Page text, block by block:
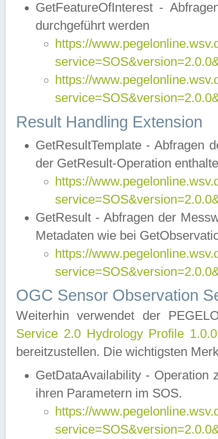
GetFeatureOfInterest -
durchgeführt werden
https://
https://
Result Handling Extension
GetResultTemplate - Abfragen
der GetResult-Operation
https://
GetResult - Abfragen der
Metadaten wie bei
https://
OGC Sensor Observation
Weiterhin verwendet der
Service 2.0 Hydrology Profile
bereitzustellen. Die wichtigsten
GetDataAvailability - Operation
ihren Parametern im SOS.
https://